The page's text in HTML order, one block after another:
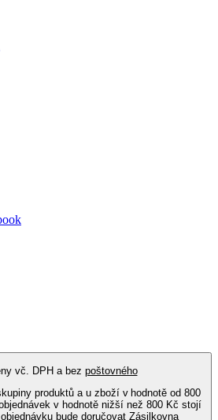
vč. DPH a bez poštovného
produktů a u zboží v hodnotě od 800
v hodnotě nižší než 800 Kč stojí
bude doručovat Zásilkovna